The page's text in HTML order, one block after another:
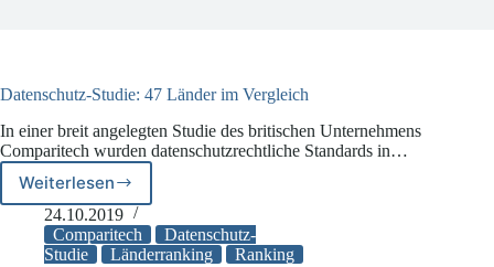
Datenschutz-Studie: 47 Länder im Vergleich
In einer breit angelegten Studie des britischen Unternehmens
Comparitech wurden datenschutzrechtliche Standards in…
WeiterlesenDatenschutz-
Studie:
47
Länder
24.10.2019
Comparitech
Datenschutz-
Studie
Länderranking Ranking